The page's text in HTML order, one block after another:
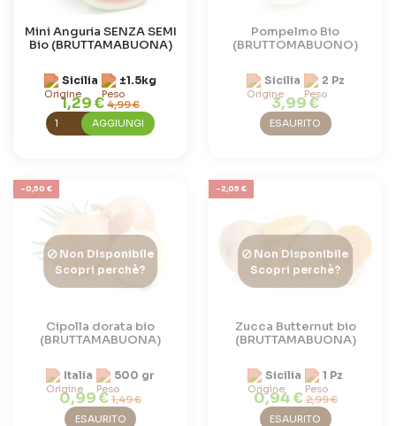
Mini Anguria SENZA SEMI
Bio (BRUTTAMABUONA)
Sicilia ±1.5kg
1,29 €4,99 €
AGGIUNGI
Pompelmo Bio
(BRUTTOMABUONO)
Sicilia 2 Pz
3,99 €
ESAURITO
-0,50 €
Non Disponibile
Scopri perchè?
Cipolla dorata bio
(BRUTTAMABUONA)
Italia 500 gr
0,99 €1,49 €
ESAURITO
-2,05 €
Non Disponibile
Scopri perchè?
Zucca Butternut bio
(BRUTTAMABUONA)
Sicilia 1 Pz
0,94 € 2,99 €
ESAURITO